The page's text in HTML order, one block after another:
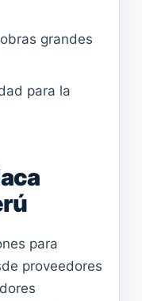
grandes
para la
para
proveedores